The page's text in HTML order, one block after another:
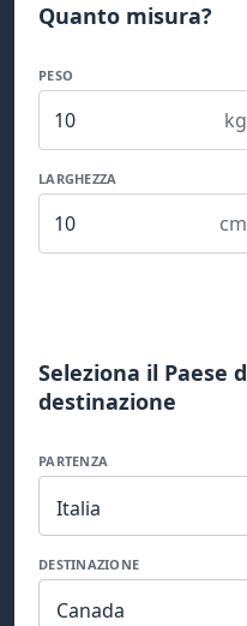
Quanto misura?
PESO
kg
LARGHEZZA
cm
Seleziona il Paese
destinazione
PARTENZA
Italia
DESTINAZIONE
Canada